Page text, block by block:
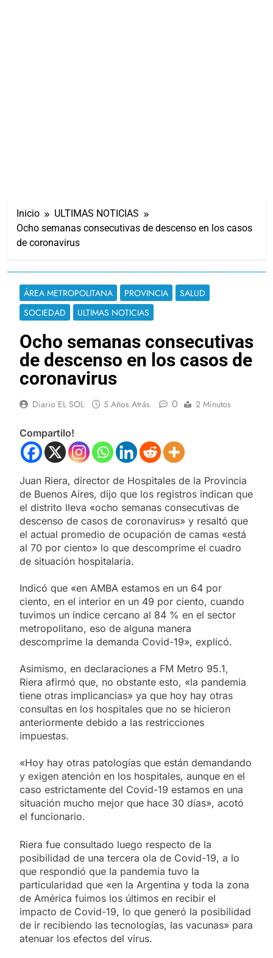
Inicio
ULTIMAS NOTICIAS
Ocho semanas consecutivas de descenso en los casos
de coronavirus
ÁREA METROPOLITANA PROVINCIA
SALUD
SOCIEDAD
ULTIMAS NOTICIAS
Ocho semanas consecutivas
de descenso en los casos de
coronavirus
Diario EL SOL 5 Años Atrás 0 2 Minutos
Compartilo!
Juan Riera, director de Hospitales de la Provincia
de Buenos Aires, dijo que los registros indican que
el distrito lleva «ocho semanas consecutivas de
descenso de casos de coronavirus» y resaltó que
el actual promedio de ocupación de camas «está
al 70 por ciento» lo que descomprime el cuadro
de situación hospitalaria.
Indicó que «en AMBA estamos en un 64 por
ciento, en el interior en un 49 por ciento, cuando
tuvimos un índice cercano al 84 % en el sector
metropolitano, eso de alguna manera
descomprime la demanda Covid-19», explicó.
Asimismo, en declaraciones a FM Metro 95.1,
Riera afirmó que, no obstante esto, «la pandemia
tiene otras implicancias» ya que hoy hay otras
consultas en los hospitales que no se hicieron
anteriormente debido a las restricciones
impuestas.
«Hoy hay otras patologías que están demandando
y exigen atención en los hospitales, aunque en el
caso estrictamente del Covid-19 estamos en una
situación mucho mejor que hace 30 días», acotó
el funcionario.
Riera fue consultado luego respecto de la
posibilidad de una tercera ola de Covid-19, a lo
que respondió que la pandemia tuvo la
particularidad que «en la Argentina y toda la zona
de América fuimos los últimos en recibir el
impacto de Covid-19, lo que generó la posibilidad
de ir recibiendo las tecnologías, las vacunas» para
atenuar los efectos del virus.